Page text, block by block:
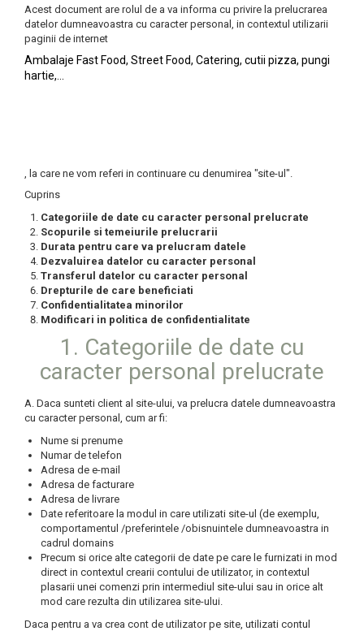
Role termice personalizate
PUNGI DE HARTIE COLORATE
ROLE TERMICE
ROLE CASA DE MARCAT 57 mm x 18
ROLE CASA DE MARCAT 80 mm x 30
ROLE CASA DE MARCAT 80 mm x 40
ROLE CASA DE MARCAT 80 mm x 50
AMBALAJE FAST FOOD,
CATERING SI STREET FOOD
CUTII CARTON CARTOFI PRAJITI
CUTII KRAFT MENIU
CUTII KRAFT MENIU CU CLAPETE
CUTII CARTON ALB BURGER
PIZZERII
CUTII PIZZA KRAFT NATUR
CUTII PIZZA CARTON ALB
PUNGI HARTIE CU FEREASTRA
RESIGILABILE
COFETARII
CUTIE TORT
Acest document are rolul de a va informa cu privire la prelucrarea
datelor dumneavoastra cu caracter personal, in contextul utilizarii
paginii de internet
Ambalaje Fast Food, Street Food, Catering, cutii pizza, pungi
hartie,...
, la care ne vom referi in continuare cu denumirea "site-ul".
Cuprins
Categoriile de date cu caracter personal prelucrate
Scopurile si temeiurile prelucrarii
Durata pentru care va prelucram datele
Dezvaluirea datelor cu caracter personal
Transferul datelor cu caracter personal
Drepturile de care beneficiati
Confidentialitatea minorilor
Modificari in politica de confidentialitate
1. Categoriile de date cu
caracter personal prelucrate
A. Daca sunteti client al site-ului, va prelucra datele dumneavoastra
cu caracter personal, cum ar fi:
Nume si prenume
Numar de telefon
Adresa de e-mail
Adresa de facturare
Adresa de livrare
Date referitoare la modul in care utilizati site-ul (de exemplu,
comportamentul /preferintele /obisnuintele dumneavoastra in
cadrul domains
Precum si orice alte categorii de date pe care le furnizati in mod
direct in contextul crearii contului de utilizator, in contextul
plasarii unei comenzi prin intermediul site-ului sau in orice alt
mod care rezulta din utilizarea site-ului.
Daca pentru a va crea cont de utilizator pe site, utilizati contul